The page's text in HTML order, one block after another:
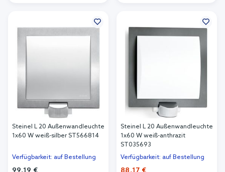
Steinel L 20 Außenwandleuchte
1x60 W weiß-silber ST566814
Verfügbarkeit: auf Bestellung
Steinel L 20 Außenwandleuchte
1x60 W weiß-anthrazit
ST035693
Verfügbarkeit: auf Bestellung